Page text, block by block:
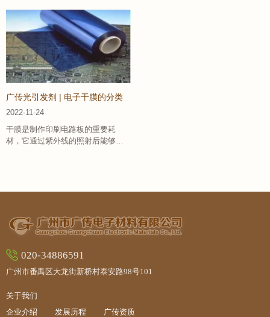
广传光引发剂 | 电子干膜的分类
2022-11-24
干膜是制作印刷电路板的重要耗
材，它通过紫外线的照射后能够产
关于我们
企业介绍 发展历程 广传资质
020-34886591
广州市番禺区大龙街新桥村泰安路98号101